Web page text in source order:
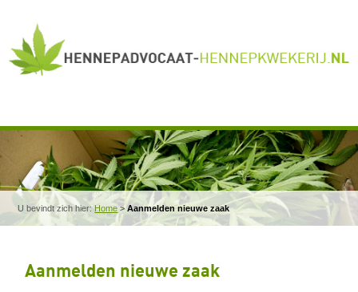
U bevindt zich hier:Home>Aanmelden nieuwe zaak
Aanmelden nieuwe zaak